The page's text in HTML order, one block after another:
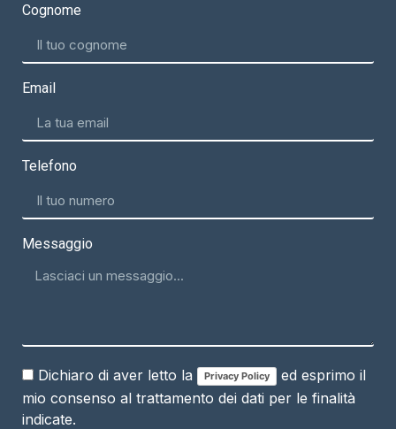
Cognome
Email
Telefono
Messaggio
Dichiaro di aver letto la Privacy Policy
ed esprimo il
mio consenso al trattamento dei dati per le finalità
indicate.